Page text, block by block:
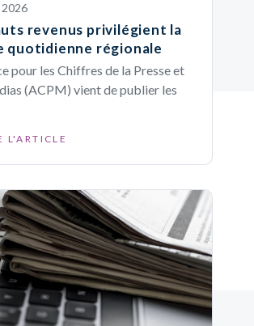
revenus privilégient la
quotidienne régionale
pour les Chiffres de la Presse et
(ACPM) vient de publier les
L'ARTICLE